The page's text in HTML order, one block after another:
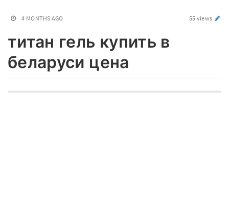
4 MONTHS AGO 55 views
титан гель купить в
беларуси цена